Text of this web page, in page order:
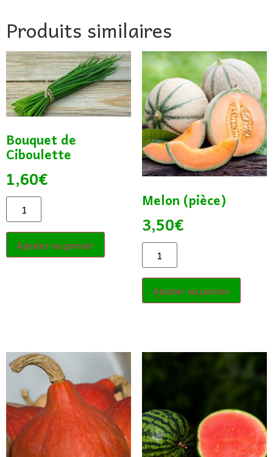
Produits similaires
Bouquet de
Ciboulette
1,60€
Ajouter au panier
Melon (pièce)
3,50€
Ajouter au panier